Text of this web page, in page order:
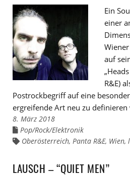
Ein
einer
auf
R&E)
Postrockbegriff auf eine
ergreifende Art neu zu
8. März 2018
Links
den
Pop/Rock/Elektronik
Links
Oberösterreich, Panta R&E, Wien,
LAUSCH – “QUIET MEN”